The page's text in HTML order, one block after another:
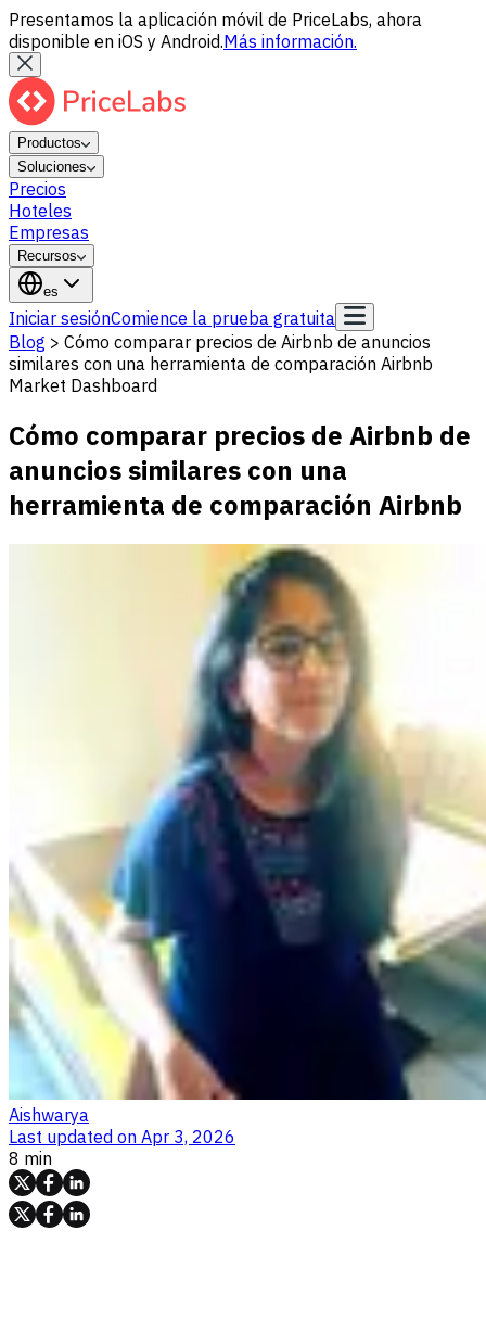
Presentamos la aplicación móvil de PriceLabs, ahora
disponible en iOS y Android.Más información.
Productos
Soluciones
Precios
Hoteles
Empresas
Recursos
es
Iniciar sesiónComience la prueba gratuita
Blog > Cómo comparar precios de Airbnb de anuncios
similares con una herramienta de comparación Airbnb
Market Dashboard
Cómo comparar precios de Airbnb de
anuncios similares con una
herramienta de comparación Airbnb
Aishwarya
Last updated on Apr 3, 2026
8 min